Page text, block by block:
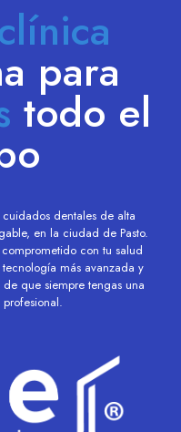
para
todo el
dentales de alta
en la ciudad de Pasto.
con tu salud
más avanzada y
que siempre tengas una